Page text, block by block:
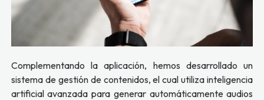
Complementando la aplicación, hemos desarrollado un
sistema de gestión de contenidos, el cual utiliza inteligencia
artificial avanzada para generar automáticamente audios